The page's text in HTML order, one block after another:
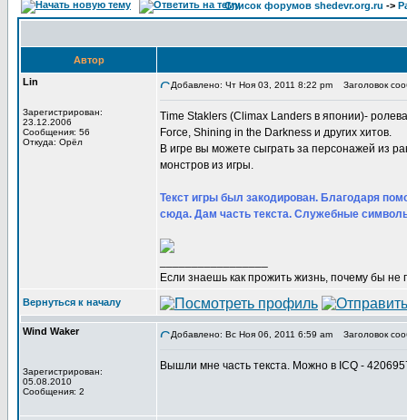
Список форумов shedevr.org.ru ->
Автор
Lin
Зарегистрирован:
23.12.2006
Сообщения: 56
Откуда: Орёл
Добавлено: Чт Ноя 03, 2011 8:22 pm Заголовок
Time Staklers (Climax Landers в японии)-
Force, Shining in the Darkness и других хитов.
В игре вы можете сыграть за персонажей из
монстров из игры.
Текст игры был закодирован. Благодаря
сюда. Дам часть текста. Служебные
Если знаешь как прожить жизнь, почему бы не
Вернуться к началу
Wind Waker
Зарегистрирован:
05.08.2010
Сообщения: 2
Добавлено: Вс Ноя 06, 2011 6:59 am Заголовок
Вышли мне часть текста. Можно в ICQ -